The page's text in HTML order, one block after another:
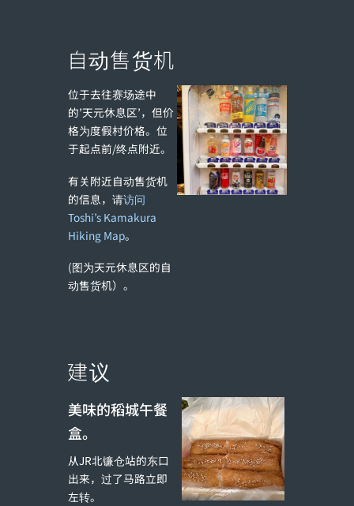
自动售货机
位于去往赛场途中
的’天元休息区’，但价
格为度假村价格。位
于起点前/终点附近。
有关附近自动售货机
的信息，请访问
Toshi’s Kamakura
Hiking Map。
(图为天元休息区的自
动售货机）。
建议
美味的稻城午餐
盒。
从JR北镰仓站的东口
出来，过了马路立即
左转。